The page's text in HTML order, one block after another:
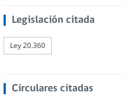
Legislación citada
Ley 20.360
Circulares citadas